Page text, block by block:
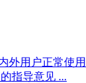
外用户正常使
指导意见 ...